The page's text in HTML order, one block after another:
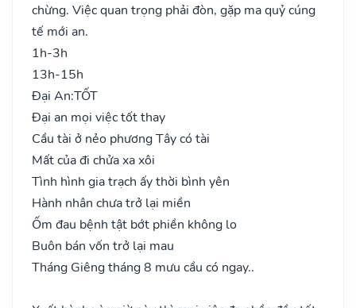
chừng. Việc quan trọng phải đòn, gặp ma quỷ cúng
tế mới an.
1h-3h
13h-15h
Đại An:TỐT
Đại an mọi việc tốt thay
Cầu tài ở nẻo phương Tây có tài
Mất của đi chửa xa xôi
Tình hình gia trạch ấy thời bình yên
Hành nhân chưa trở lại miền
Ốm đau bệnh tật bớt phiền không lo
Buôn bán vốn trở lại mau
Tháng Giêng tháng 8 mưu cầu có ngay..